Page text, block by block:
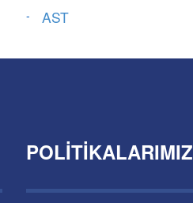
AST
POLITIKALARIMIZ